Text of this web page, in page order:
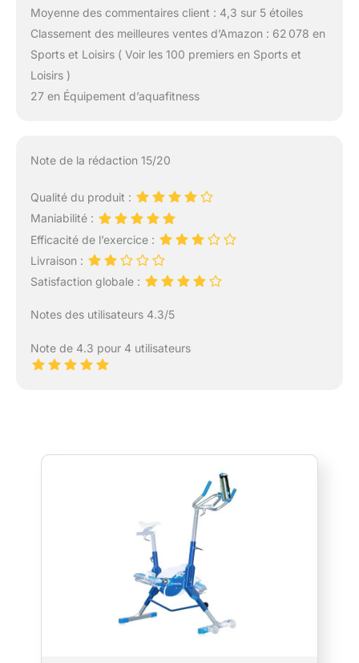
Moyenne des commentaires client : 4,3 sur 5 étoiles
Classement des meilleures ventes d’Amazon : 62 078 en
Sports et Loisirs ( Voir les 100 premiers en Sports et
Loisirs )
27 en Équipement d’aquafitness
Note de la rédaction 15/20
Qualité du produit :
Maniabilité :
Efficacité de l’exercice :
Livraison :
Satisfaction globale :
Notes des utilisateurs 4.3/5
Note de 4.3 pour 4 utilisateurs